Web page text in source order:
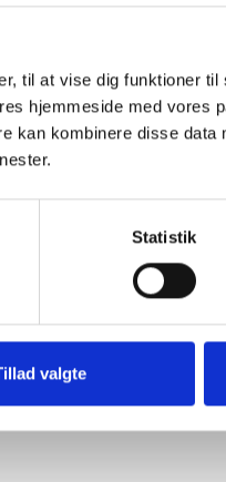
til at vise dig funktioner
hjemmeside med vores
kan kombinere disse data
Statistik
valgte